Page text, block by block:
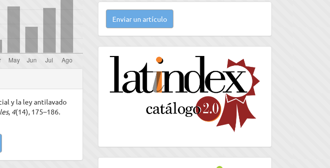
y la ley antilavado
, 4(14), 175–186.
Enviar
un
artículo
Enviar un artículo
latindex